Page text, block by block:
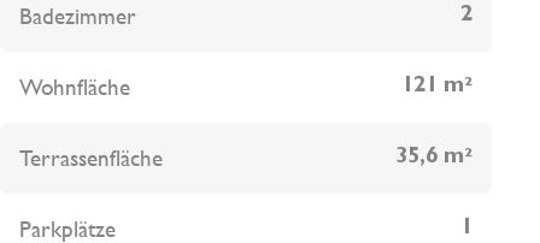
Badezimmer 2
Wohnfläche 121 m²
Terrassenfläche 35,6 m²
Parkplätze 1